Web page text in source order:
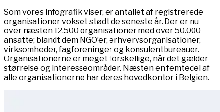
Som vores infografik viser, er antallet af registrerede
organisationer vokset stødt de seneste år. Der er nu
over næsten 12.500 organisationer med over 50.000
ansatte; blandt dem NGO’er, erhvervsorganisationer,
virksomheder, fagforeninger og konsulentbureauer.
Organisationerne er meget forskellige, når det gælder
størrelse og interesseområder. Næsten en femtedel af
alle organisationerne har deres hovedkontor i Belgien.